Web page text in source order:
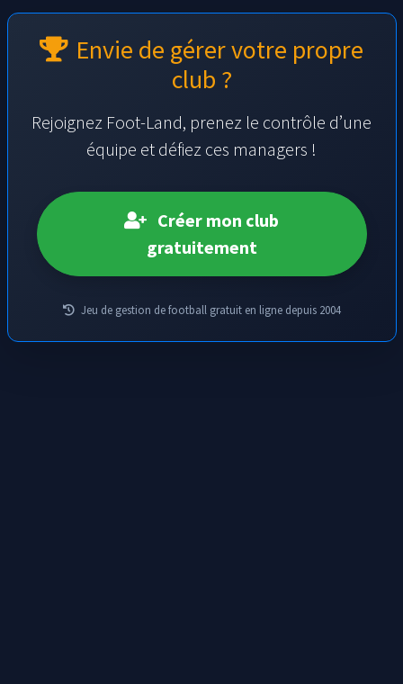
Envie de gérer votre propre
club ?
Rejoignez Foot-Land, prenez le contrôle d’une
équipe et défiez ces managers !
Créer mon club
gratuitement
Jeu de gestion de football gratuit en ligne depuis 2004